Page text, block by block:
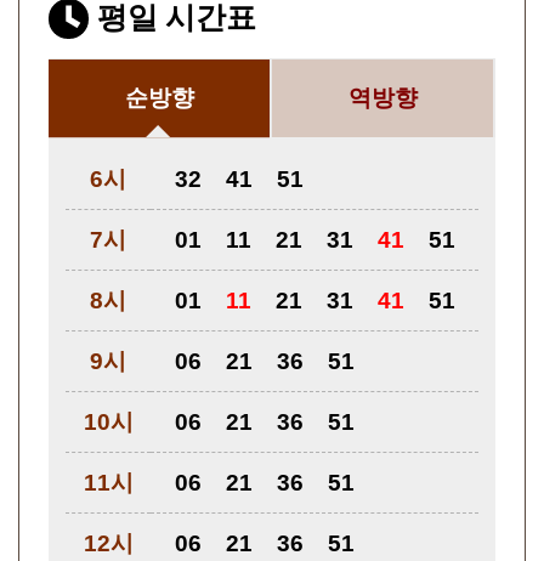
평일 시간표
순방향 역방향
6시 32 41 51
7시 01 11 21 31 41 51
8시 01 11 21 31 41 51
9시 06 21 36 51
10시 06 21 36 51
11시 06 21 36 51
12시 06 21 36 51